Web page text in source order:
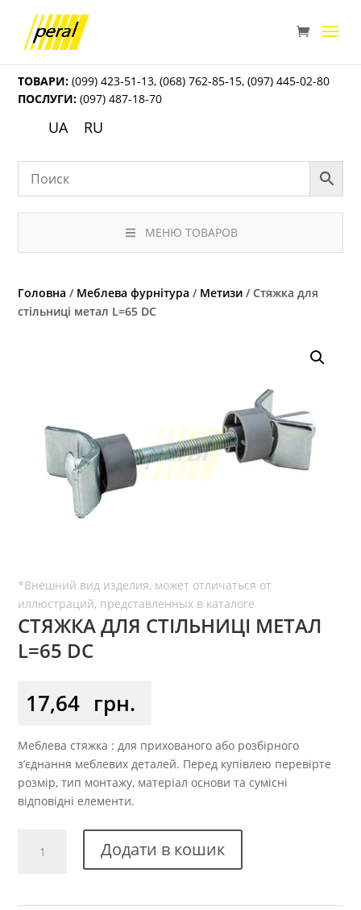
ТОВАРИ: (099) 423-51-13,(068) 762-85-15,(097) 445-02-80
ПОСЛУГИ: (097) 487-18-70
UA RU
МЕНЮ ТОВАРОВ
Головна / Меблева фурнітура / Метизи / Стяжка для
стільниці метал L=65 DC
СТЯЖКА ДЛЯ СТІЛЬНИЦІ МЕТАЛ
L=65 DC
17,64 грн.
Меблева стяжка : для прихованого або розбірного
з’єднання меблевих деталей. Перед купівлею перевірте
розмір, тип монтажу, матеріал основи та сумісні
відповідні елементи.
Додати в кошик